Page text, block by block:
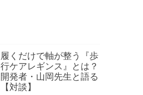
履くだけで軸が整う『歩
行ケアレギンス』とは？
開発者・山岡先生と語る
【対談】